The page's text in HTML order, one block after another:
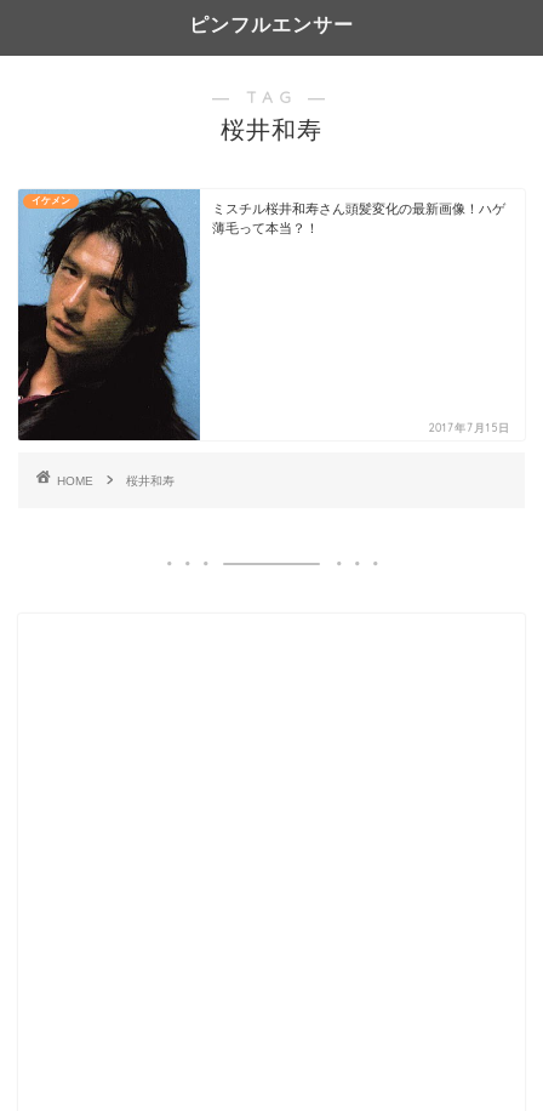
ピンフルエンサー
― TAG ―
桜井和寿
イケメン
ミスチル桜井和寿さん頭髪変化の最新画像！ハゲ
薄毛って本当？！
2017年7月15日
HOME 桜井和寿